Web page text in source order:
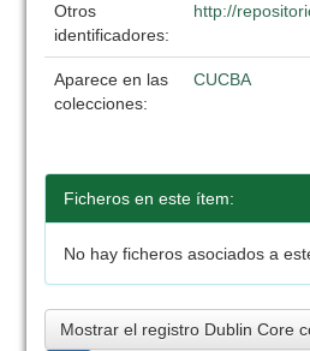
Otros
identificadores:
http://
Aparece en las
colecciones:
CUCBA
Ficheros en este ítem:
No hay ficheros asociados a
Mostrar el registro Dublin Core